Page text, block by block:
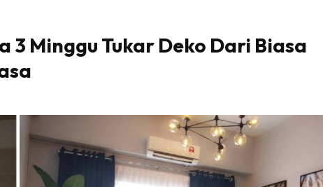
Buletin
Inspirasi
Bilik Air
3 Minggu Tukar Deko Dari Biasa